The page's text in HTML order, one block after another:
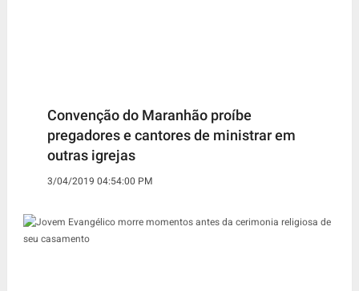
Convenção do Maranhão proíbe
pregadores e cantores de ministrar em
outras igrejas
3/04/2019 04:54:00 PM